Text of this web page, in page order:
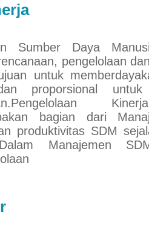
Sumber Daya
pengelolaan
untuk
proporsional
bagian dari
produktivitas SDM
Manajemen